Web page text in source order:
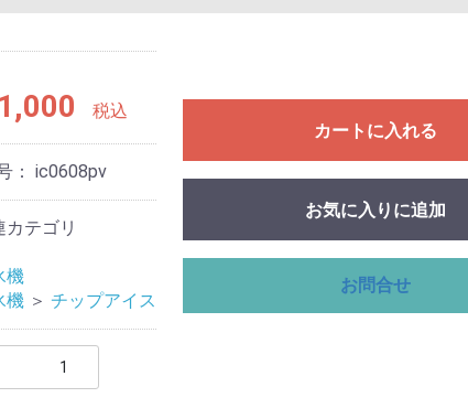
税込
： ic0608pv
カテゴリ
機
機 ＞ チップアイス
カートに入れる
お気に入りに追加
お問合せ